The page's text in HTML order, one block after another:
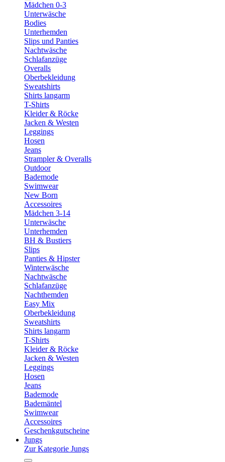
Mädchen 0-3
Unterwäsche
Bodies
Unterhemden
Slips und Panties
Nachtwäsche
Schlafanzüge
Overalls
Oberbekleidung
Sweatshirts
Shirts langarm
T-Shirts
Kleider & Röcke
Jacken & Westen
Leggings
Hosen
Jeans
Strampler & Overalls
Outdoor
Bademode
Swimwear
New Born
Accessoires
Mädchen 3-14
Unterwäsche
Unterhemden
BH & Bustiers
Slips
Panties & Hipster
Winterwäsche
Nachtwäsche
Schlafanzüge
Nachthemden
Easy Mix
Oberbekleidung
Sweatshirts
Shirts langarm
T-Shirts
Kleider & Röcke
Jacken & Westen
Leggings
Hosen
Jeans
Bademode
Bademäntel
Swimwear
Accessoires
Geschenkgutscheine
Jungs
Zur Kategorie Jungs